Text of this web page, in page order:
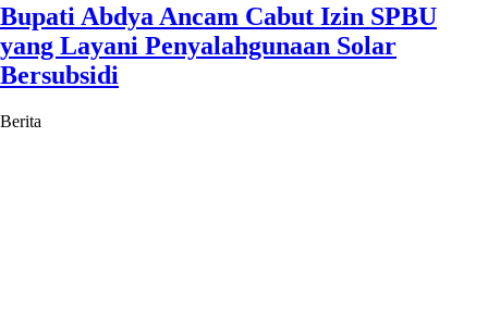
Bupati Abdya Ancam Cabut Izin SPBU
yang Layani Penyalahgunaan Solar
Bersubsidi
Berita